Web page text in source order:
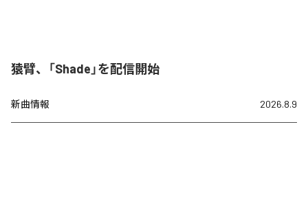
猿臂、「Shade」を配信開始
新曲情報 2026.8.9